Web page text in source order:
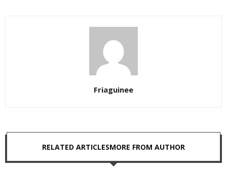
Friaguinee
RELATED ARTICLESMORE FROM AUTHOR